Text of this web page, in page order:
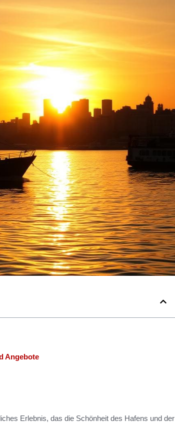
Angebote
Erlebnis, das die Schönheit des Hafens und der